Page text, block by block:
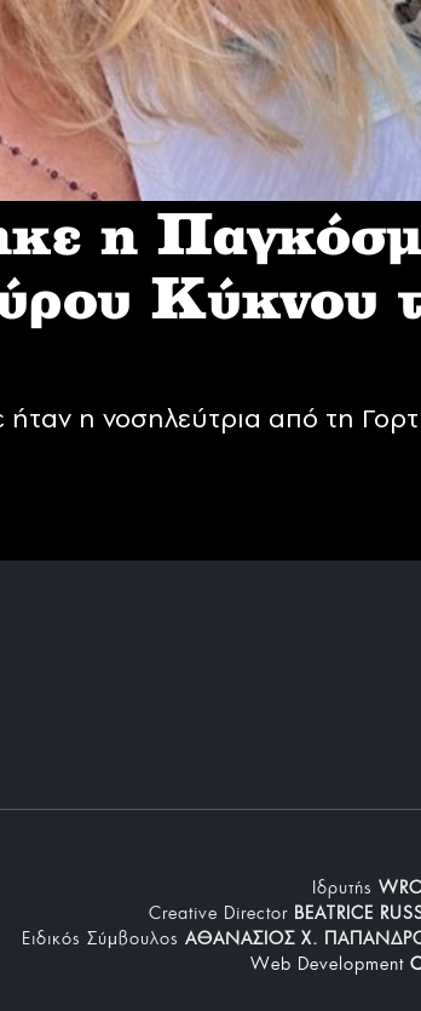
η
Κύκνου
η νοσηλεύτρια από τη
Iδρυτής
Creative Director BEATRICE
Ειδικός Σύμβουλος ΑΘΑΝΑΣΙΟΣ Χ.
Web Development